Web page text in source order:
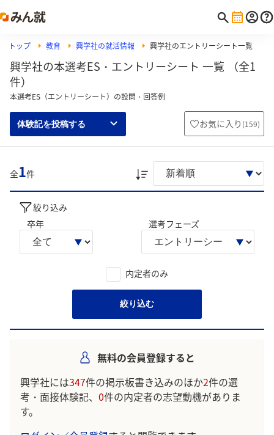
トップ 教育 興学社の就活情報 興学社のエントリーシート一覧
興学社の本選考ES・エントリーシート 一覧 （全1
件）
本選考ES（エントリーシート）の設問・回答例
体験記を投稿する お気に入り (159)
全1件
絞り込み
卒年
選考フェーズ
内定者のみ
絞り込む
無料の会員登録すると
興学社には347件の掲示板書き込みのほか2件の選
考・面接体験記、 0件の内定者の志望動機がありま
す。